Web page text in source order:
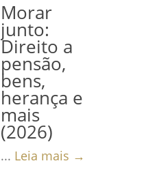
Morar
junto:
Direito a
pensão,
bens,
herança e
mais
(2026)
... Leia mais →